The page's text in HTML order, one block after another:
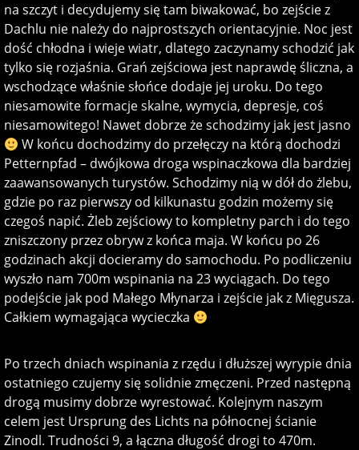
na szczyt i decydujemy się tam biwakować, bo zejście z
Dachlu nie należy do najprostszych orientacyjnie. Noc jest
dość chłodna i wieje wiatr, dlatego zaczynamy schodzić jak
tylko się rozjaśnia. Grań zejściowa jest naprawdę śliczna, a
wschodzące właśnie słońce dodaje jej uroku. Do tego
niesamowite formacje skalne, wymycia, depresje, coś
niesamowitego! Nawet dobrze że schodzimy jak jest jasno
W końcu dochodzimy do przełęczy na którą dochodzi
Petternpfad – dwójkowa droga wspinaczkowa dla bardziej
zaawansowanych turystów. Schodzimy nią w dół do żlebu,
gdzie po raz pierwszy od kilkunastu godzin możemy się
czegoś napić. Żleb zejściowy to kompletny parch i do tego
zniszczony przez obryw z końca maja. W końcu po 26
godzinach akcji docieramy do samochodu. Po podliczeniu
wyszło nam 700m wspinania na 23 wyciągach. Do tego
podejście jak pod Małego Młynarza i zejście jak z Mięgusza.
Całkiem wymagająca wycieczka
Po trzech dniach wspinania z rzędu i dłuższej wyrypie dnia
ostatniego czujemy się solidnie zmęczeni. Przed następną
drogą musimy dobrze wyrestować. Kolejnym naszym
celem jest Ursprung des Lichts na północnej ścianie
Zinodl. Trudności 9, a łączna długość drogi to 470m.